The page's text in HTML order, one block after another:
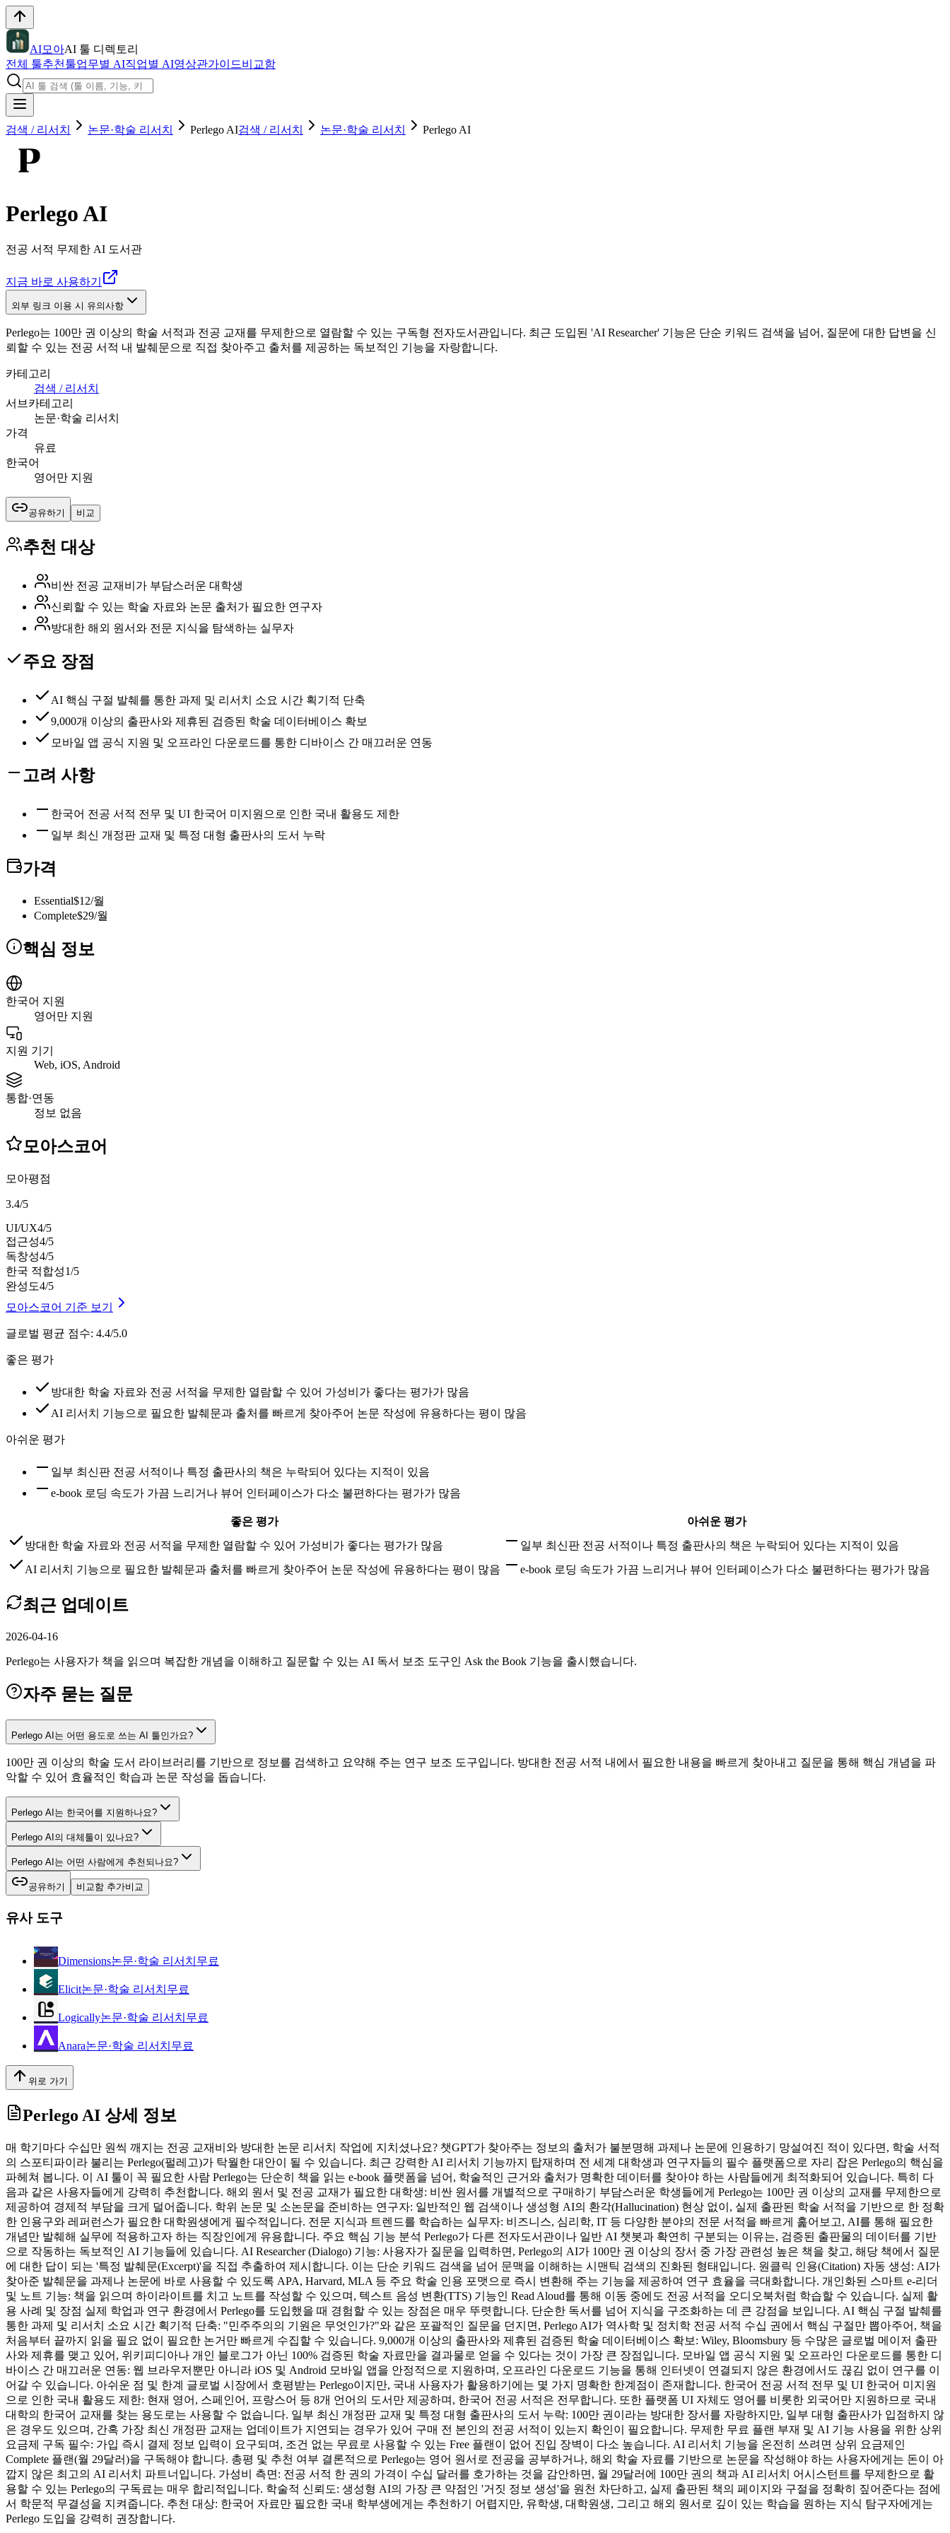
AI모아AI 툴 디렉토리
전체 툴추천툴업무별 AI직업별 AI영상관가이드비교함
검색 / 리서치 논문·학술 리서치 Perlego AI검색 / 리서치 논문·학술 리서치 Perlego AI
Perlego AI
전공 서적 무제한 AI 도서관
지금 바로 사용하기
외부 링크 이용 시 유의사항
Perlego는 100만 권 이상의 학술 서적과 전공 교재를 무제한으로 열람할 수 있는 구독형 전자도서관입니다. 최근 도입된 'AI Researcher' 기능은 단순 키워드 검색을 넘어, 질문에 대한 답변을 신
뢰할 수 있는 전공 서적 내 발췌문으로 직접 찾아주고 출처를 제공하는 독보적인 기능을 자랑합니다.
카테고리
검색 / 리서치
서브카테고리
논문·학술 리서치
가격
유료
한국어
영어만 지원
공유하기 비교
추천 대상
비싼 전공 교재비가 부담스러운 대학생
신뢰할 수 있는 학술 자료와 논문 출처가 필요한 연구자
방대한 해외 원서와 전문 지식을 탐색하는 실무자
주요 장점
AI 핵심 구절 발췌를 통한 과제 및 리서치 소요 시간 획기적 단축
9,000개 이상의 출판사와 제휴된 검증된 학술 데이터베이스 확보
모바일 앱 공식 지원 및 오프라인 다운로드를 통한 디바이스 간 매끄러운 연동
고려 사항
한국어 전공 서적 전무 및 UI 한국어 미지원으로 인한 국내 활용도 제한
일부 최신 개정판 교재 및 특정 대형 출판사의 도서 누락
가격
Essential$12/월
Complete$29/월
핵심 정보
한국어 지원
영어만 지원
지원 기기
Web, iOS, Android
통합·연동
정보 없음
모아스코어
모아평점
3.4/5
UI/UX4/5
접근성4/5
독창성4/5
한국 적합성1/5
완성도4/5
모아스코어 기준 보기
글로벌 평균 점수: 4.4/5.0
좋은 평가
방대한 학술 자료와 전공 서적을 무제한 열람할 수 있어 가성비가 좋다는 평가가 많음
AI 리서치 기능으로 필요한 발췌문과 출처를 빠르게 찾아주어 논문 작성에 유용하다는 평이 많음
아쉬운 평가
일부 최신판 전공 서적이나 특정 출판사의 책은 누락되어 있다는 지적이 있음
e-book 로딩 속도가 가끔 느리거나 뷰어 인터페이스가 다소 불편하다는 평가가 많음
좋은 평가
아쉬운 평가
방대한 학술 자료와 전공 서적을 무제한 열람할 수 있어 가성비가 좋다는 평가가 많음
일부 최신판 전공 서적이나 특정 출판사의 책은 누락되어 있다는 지적이 있음
AI 리서치 기능으로 필요한 발췌문과 출처를 빠르게 찾아주어 논문 작성에 유용하다는 평이 많음
e-book 로딩 속도가 가끔 느리거나 뷰어 인터페이스가 다소 불편하다는 평가가 많음
최근 업데이트
2026-04-16
Perlego는 사용자가 책을 읽으며 복잡한 개념을 이해하고 질문할 수 있는 AI 독서 보조 도구인 Ask the Book 기능을 출시했습니다.
자주 묻는 질문
Perlego AI는 어떤 용도로 쓰는 AI 툴인가요?
100만 권 이상의 학술 도서 라이브러리를 기반으로 정보를 검색하고 요약해 주는 연구 보조 도구입니다. 방대한 전공 서적 내에서 필요한 내용을 빠르게 찾아내고 질문을 통해 핵심 개념을 파
악할 수 있어 효율적인 학습과 논문 작성을 돕습니다.
Perlego AI는 한국어를 지원하나요?
Perlego AI의 대체툴이 있나요?
Perlego AI는 어떤 사람에게 추천되나요?
공유하기 비교함 추가비교
유사 도구
Dimensions논문·학술 리서치 무료
Elicit논문·학술 리서치 무료
Logically논문·학술 리서치 무료
Anara논문·학술 리서치 무료
위로 가기
Perlego AI 상세 정보
매 학기마다 수십만 원씩 깨지는 전공 교재비와 방대한 논문 리서치 작업에 지치셨나요? 챗GPT가 찾아주는 정보의 출처가 불분명해 과제나 논문에 인용하기 망설여진 적이 있다면, 학술 서적
의 스포티파이라 불리는 Perlego(펄레고)가 탁월한 대안이 될 수 있습니다. 최근 강력한 AI 리서치 기능까지 탑재하며 전 세계 대학생과 연구자들의 필수 플랫폼으로 자리 잡은 Perlego의 핵심을
파헤쳐 봅니다. 이 AI 툴이 꼭 필요한 사람 Perlego는 단순히 책을 읽는 e-book 플랫폼을 넘어, 학술적인 근거와 출처가 명확한 데이터를 찾아야 하는 사람들에게 최적화되어 있습니다. 특히 다
음과 같은 사용자들에게 강력히 추천합니다. 해외 원서 및 전공 교재가 필요한 대학생: 비싼 원서를 개별적으로 구매하기 부담스러운 학생들에게 Perlego는 100만 권 이상의 교재를 무제한으로
제공하여 경제적 부담을 크게 덜어줍니다. 학위 논문 및 소논문을 준비하는 연구자: 일반적인 웹 검색이나 생성형 AI의 환각(Hallucination) 현상 없이, 실제 출판된 학술 서적을 기반으로 한 정확
한 인용구와 레퍼런스가 필요한 대학원생에게 필수적입니다. 전문 지식과 트렌드를 학습하는 실무자: 비즈니스, 심리학, IT 등 다양한 분야의 전문 서적을 빠르게 훑어보고, AI를 통해 필요한
개념만 발췌해 실무에 적용하고자 하는 직장인에게 유용합니다. 주요 핵심 기능 분석 Perlego가 다른 전자도서관이나 일반 AI 챗봇과 확연히 구분되는 이유는, 검증된 출판물의 데이터를 기반
으로 작동하는 독보적인 AI 기능들에 있습니다. AI Researcher (Dialogo) 기능: 사용자가 질문을 입력하면, Perlego의 AI가 100만 권 이상의 장서 중 가장 관련성 높은 책을 찾고, 해당 책에서 질문
에 대한 답이 되는 '특정 발췌문(Excerpt)'을 직접 추출하여 제시합니다. 이는 단순 키워드 검색을 넘어 문맥을 이해하는 시맨틱 검색의 진화된 형태입니다. 원클릭 인용(Citation) 자동 생성: AI가
찾아준 발췌문을 과제나 논문에 바로 사용할 수 있도록 APA, Harvard, MLA 등 주요 학술 인용 포맷으로 즉시 변환해 주는 기능을 제공하여 연구 효율을 극대화합니다. 개인화된 스마트 e-리더
및 노트 기능: 책을 읽으며 하이라이트를 치고 노트를 작성할 수 있으며, 텍스트 음성 변환(TTS) 기능인 Read Aloud를 통해 이동 중에도 전공 서적을 오디오북처럼 학습할 수 있습니다. 실제 활
용 사례 및 장점 실제 학업과 연구 환경에서 Perlego를 도입했을 때 경험할 수 있는 장점은 매우 뚜렷합니다. 단순한 독서를 넘어 지식을 구조화하는 데 큰 강점을 보입니다. AI 핵심 구절 발췌를
통한 과제 및 리서치 소요 시간 획기적 단축: "민주주의의 기원은 무엇인가?"와 같은 포괄적인 질문을 던지면, Perlego AI가 역사학 및 정치학 전공 서적 수십 권에서 핵심 구절만 뽑아주어, 책을
처음부터 끝까지 읽을 필요 없이 필요한 논거만 빠르게 수집할 수 있습니다. 9,000개 이상의 출판사와 제휴된 검증된 학술 데이터베이스 확보: Wiley, Bloomsbury 등 수많은 글로벌 메이저 출판
사와 제휴를 맺고 있어, 위키피디아나 개인 블로그가 아닌 100% 검증된 학술 자료만을 결과물로 얻을 수 있다는 것이 가장 큰 장점입니다. 모바일 앱 공식 지원 및 오프라인 다운로드를 통한 디
바이스 간 매끄러운 연동: 웹 브라우저뿐만 아니라 iOS 및 Android 모바일 앱을 안정적으로 지원하며, 오프라인 다운로드 기능을 통해 인터넷이 연결되지 않은 환경에서도 끊김 없이 연구를 이
어갈 수 있습니다. 아쉬운 점 및 한계 글로벌 시장에서 호평받는 Perlego이지만, 국내 사용자가 활용하기에는 몇 가지 명확한 한계점이 존재합니다. 한국어 전공 서적 전무 및 UI 한국어 미지원
으로 인한 국내 활용도 제한: 현재 영어, 스페인어, 프랑스어 등 8개 언어의 도서만 제공하며, 한국어 전공 서적은 전무합니다. 또한 플랫폼 UI 자체도 영어를 비롯한 외국어만 지원하므로 국내
대학의 한국어 교재를 찾는 용도로는 사용할 수 없습니다. 일부 최신 개정판 교재 및 특정 대형 출판사의 도서 누락: 100만 권이라는 방대한 장서를 자랑하지만, 일부 대형 출판사가 입점하지 않
은 경우도 있으며, 간혹 가장 최신 개정판 교재는 업데이트가 지연되는 경우가 있어 구매 전 본인의 전공 서적이 있는지 확인이 필요합니다. 무제한 무료 플랜 부재 및 AI 기능 사용을 위한 상위
요금제 구독 필수: 가입 즉시 결제 정보 입력이 요구되며, 조건 없는 무료로 사용할 수 있는 Free 플랜이 없어 진입 장벽이 다소 높습니다. AI 리서치 기능을 온전히 쓰려면 상위 요금제인
Complete 플랜(월 29달러)을 구독해야 합니다. 총평 및 추천 여부 결론적으로 Perlego는 영어 원서로 전공을 공부하거나, 해외 학술 자료를 기반으로 논문을 작성해야 하는 사용자에게는 돈이 아
깝지 않은 최고의 AI 리서치 파트너입니다. 가성비 측면: 전공 서적 한 권의 가격이 수십 달러를 호가하는 것을 감안하면, 월 29달러에 100만 권의 책과 AI 리서치 어시스턴트를 무제한으로 활
용할 수 있는 Perlego의 구독료는 매우 합리적입니다. 학술적 신뢰도: 생성형 AI의 가장 큰 약점인 '거짓 정보 생성'을 원천 차단하고, 실제 출판된 책의 페이지와 구절을 정확히 짚어준다는 점에
서 학문적 무결성을 지켜줍니다. 추천 대상: 한국어 자료만 필요한 국내 학부생에게는 추천하기 어렵지만, 유학생, 대학원생, 그리고 해외 원서로 깊이 있는 학습을 원하는 지식 탐구자에게는
Perlego 도입을 강력히 권장합니다.